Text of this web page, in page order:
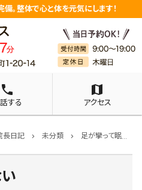
。整体で心と体を元気にします！
phone
する
map
アクセス
長日記 chevron_right 未分類 chevron_right 足が攣って眠れない